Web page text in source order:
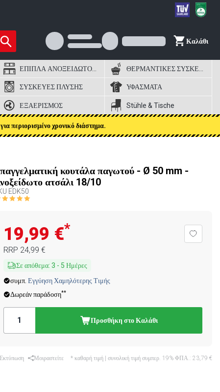
Καλάθι
ΕΠΙΠΛΑ ΑΝΟΞΕΙΔΩΤΟΣ ΧΑΛΥΒΑΣ
ΣΥΣΚΕΥΕΣ ΠΛΥΣΗΣ ΥΦΑΣΜΑΤΑ
ΕΞΑΕΡΙΣΜΟΣ Stühle & Tische
περιορισμένο χρονικό διάστημα.
κουτάλα παγωτού - Ø 50 mm -
ατσάλι 18/10
EDK50
19,99 €*
RRP 24,99 €
Σε απόθεμα: 3 - 5 Ημέρες
συμπ. Εγγύηση Χαμηλότερης Τιμής
Δωρεάν παράδοση**
Προσθήκη στο Καλάθι
Μοιραστείτε * καθαρή τιμή | συνολική τιμή συμπερ. 19% ΦΠΑ.: 23,79 €